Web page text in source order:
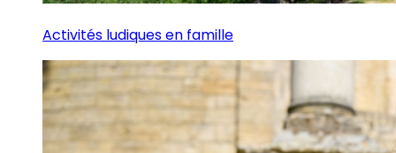
Activités ludiques en famille